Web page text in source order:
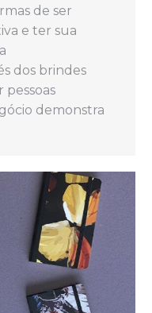
de ser
e ter sua
dos brindes
pessoas
demonstra